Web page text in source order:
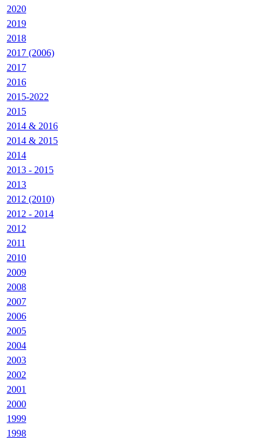
2020
2019
2018
2017 (2006)
2017
2016
2015-2022
2015
2014 & 2016
2014 & 2015
2014
2013 - 2015
2013
2012 (2010)
2012 - 2014
2012
2011
2010
2009
2008
2007
2006
2005
2004
2003
2002
2001
2000
1999
1998